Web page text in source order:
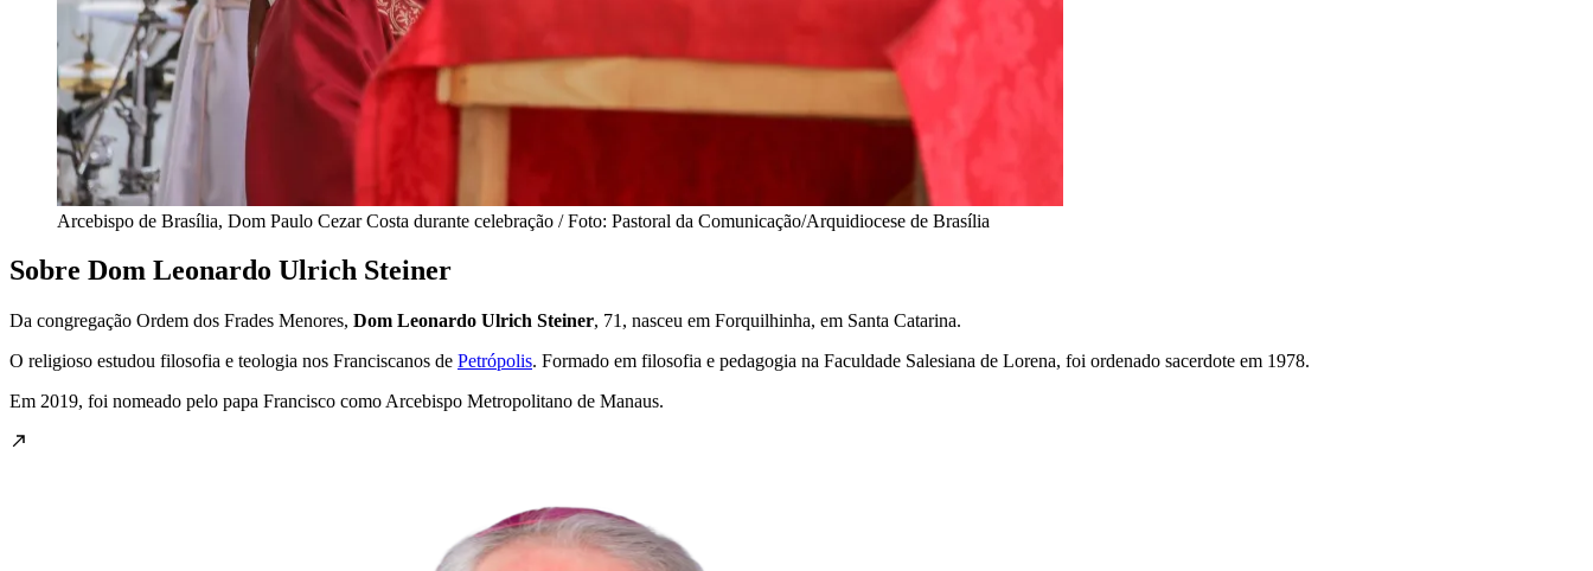
Arcebispo de Brasília, Dom Paulo Cezar Costa durante celebração / Foto: Pastoral da Comunicação/Arquidiocese de Brasília
Sobre Dom Leonardo Ulrich Steiner
Da congregação Ordem dos Frades Menores, Dom Leonardo Ulrich Steiner, 71, nasceu em Forquilhinha, em Santa Catarina.
O religioso estudou filosofia e teologia nos Franciscanos de Petrópolis. Formado em filosofia e pedagogia na Faculdade Salesiana de Lorena, foi ordenado sacerdote em 1978.
Em 2019, foi nomeado pelo papa Francisco como Arcebispo Metropolitano de Manaus.